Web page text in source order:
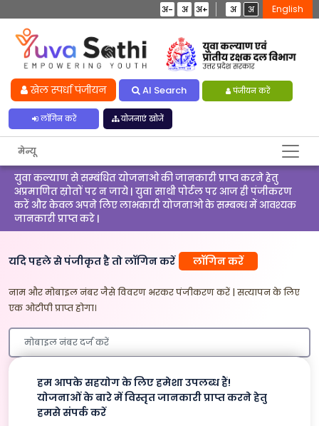
अ- अ अ+ अ अ English
खेल स्पर्धा पंजीयन AI Search पंजीयन करें
लॉगिन करें योजनाएं खोजें
मेन्यू
युवा कल्याण से सम्बंधित योजनाओ की जानकारी प्राप्त करने हेतु
अप्रमाणित स्रोतों पर न जाये | युवा साथी पोर्टल पर आज ही पंजीकरण
करें और केवल अपने लिए लाभकारी योजनाओ के सम्बन्ध में आवश्यक
जानकारी प्राप्त करे |
यदि पहले से पंजीकृत है तो लॉगिन करें लॉगिन करें
नाम और मोबाइल नंबर जैसे विवरण भरकर पंजीकरण करें | सत्यापन के लिए
एक ओटीपी प्राप्त होगा।
प्रमाणित करे
हम आपके सहयोग के लिए हमेशा उपलब्ध हैं!
योजनाओं के बारे में विस्तृत जानकारी प्राप्त करने हेतु
हमसे संपर्क करें